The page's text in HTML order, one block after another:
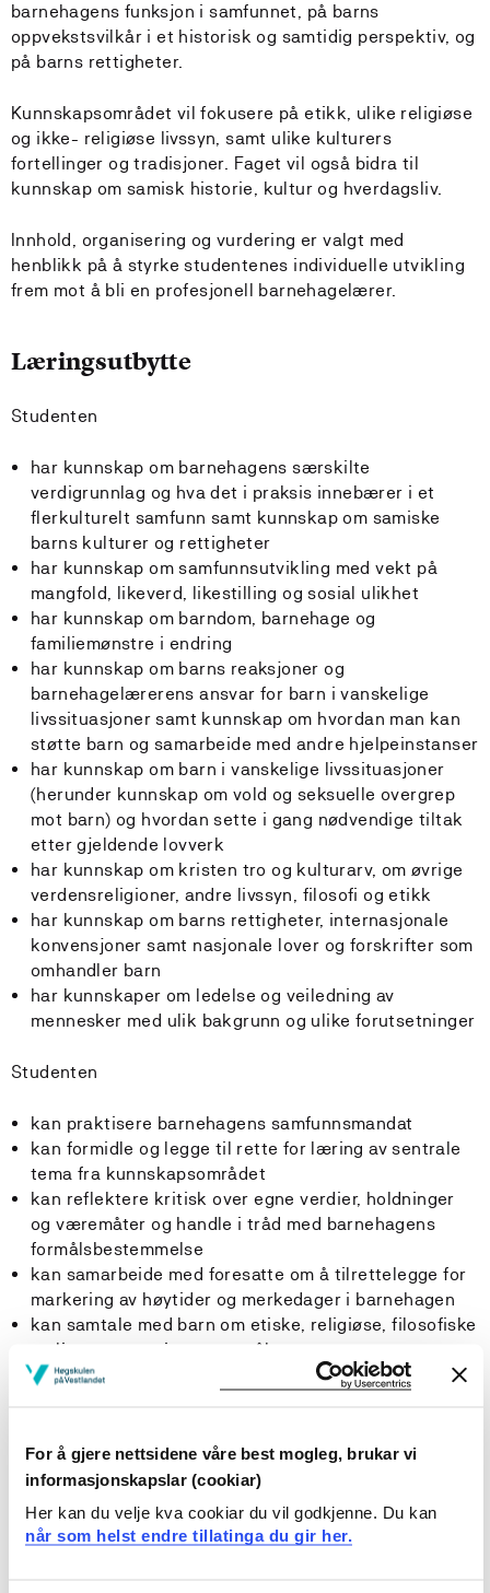
For å gjere nettsidene våre best mogleg, brukar vi
informasjonskapslar (cookiar)
Her kan du velje kva cookiar du vil godkjenne. Du kan
når som helst endre tillatinga du gir her.
barnehagens funksjon i samfunnet, på barns
oppvekstsvilkår i et historisk og samtidig perspektiv, og
på barns rettigheter.
Kunnskapsområdet vil fokusere på etikk, ulike religiøse
og ikke- religiøse livssyn, samt ulike kulturers
fortellinger og tradisjoner. Faget vil også bidra til
kunnskap om samisk historie, kultur og hverdagsliv.
Innhold, organisering og vurdering er valgt med
henblikk på å styrke studentenes individuelle utvikling
frem mot å bli en profesjonell barnehagelærer.
Læringsutbytte
Studenten
har kunnskap om barnehagens særskilte
verdigrunnlag og hva det i praksis innebærer i et
flerkulturelt samfunn samt kunnskap om samiske
barns kulturer og rettigheter
har kunnskap om samfunnsutvikling med vekt på
mangfold, likeverd, likestilling og sosial ulikhet
har kunnskap om barndom, barnehage og
familiemønstre i endring
har kunnskap om barns reaksjoner og
barnehagelærerens ansvar for barn i vanskelige
livssituasjoner samt kunnskap om hvordan man kan
støtte barn og samarbeide med andre hjelpeinstanser
har kunnskap om barn i vanskelige livssituasjoner
(herunder kunnskap om vold og seksuelle overgrep
mot barn) og hvordan sette i gang nødvendige tiltak
etter gjeldende lovverk
har kunnskap om kristen tro og kulturarv, om øvrige
verdensreligioner, andre livssyn, filosofi og etikk
har kunnskap om barns rettigheter, internasjonale
konvensjoner samt nasjonale lover og forskrifter som
omhandler barn
har kunnskaper om ledelse og veiledning av
mennesker med ulik bakgrunn og ulike forutsetninger
Studenten
kan praktisere barnehagens samfunnsmandat
kan formidle og legge til rette for læring av sentrale
tema fra kunnskapsområdet
kan reflektere kritisk over egne verdier, holdninger
og væremåter og handle i tråd med barnehagens
formålsbestemmelse
kan samarbeide med foresatte om å tilrettelegge for
markering av høytider og merkedager i barnehagen
kan samtale med barn om etiske, religiøse, filosofiske
og livssynsmessige spørsmål
kan utøve demokrati i praksis og stimulere til barns
samarbeidsprosesser med personale
kan identifisere tegn på vold eller seksuelle overgrep
tverretatlige samarbeidspartnere til barnets beste